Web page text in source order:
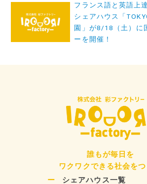
シ
フランス語と英語上
シェアハウス「
園」が8/18（土）に
ーを開催！
誰もが毎日を
ワクワクできる社会を
シェアハウス一覧